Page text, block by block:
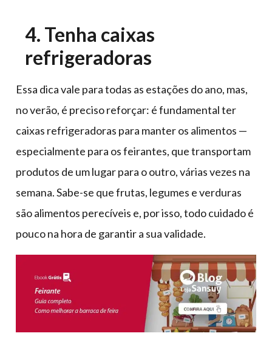
4. Tenha caixas
refrigeradoras
Essa dica vale para todas as estações do ano, mas,
no verão, é preciso reforçar: é fundamental ter
caixas refrigeradoras para manter os alimentos —
especialmente para os feirantes, que transportam
produtos de um lugar para o outro, várias vezes na
semana. Sabe-se que frutas, legumes e verduras
são alimentos perecíveis e, por isso, todo cuidado é
pouco na hora de garantir a sua validade.